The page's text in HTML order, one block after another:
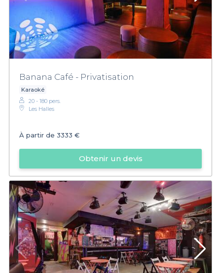
Banana Café - Privatisation
Karaoké
20 - 180 pers.
Les Halles
À partir de 3333 €
Obtenir un devis